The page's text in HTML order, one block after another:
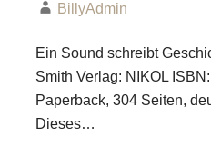
BillyAdmin
Ein Sound schreibt
Smith Verlag: NIKOL
Paperback, 304 Seiten,
Dieses…